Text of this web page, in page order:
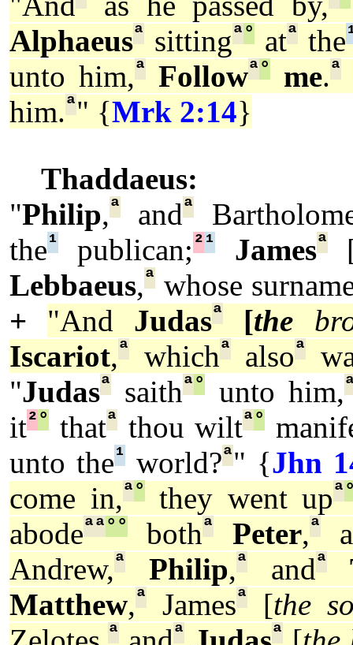
Alphaeusª sittingª°atª the
unto him,ª Followª° me.ª
him.ª" {Mrk 2:14}
Thaddaeus:
"Philip,ª andª
the¹ publican;²¹ Jamesª
Lebbaeus,ª whose
+
"And Judasª [the
Iscariot,ª whichª alsoª
"Judasª saithª° unto him,
it²° thatªthou wiltª°
unto the¹ world?ª" {Jhn
come in,ª°they went upª
abodeªª° ° bothª Peter,ª
Andrew,ª Philip,ª andª
Matthew,ª Jamesª [the
ª ª ª